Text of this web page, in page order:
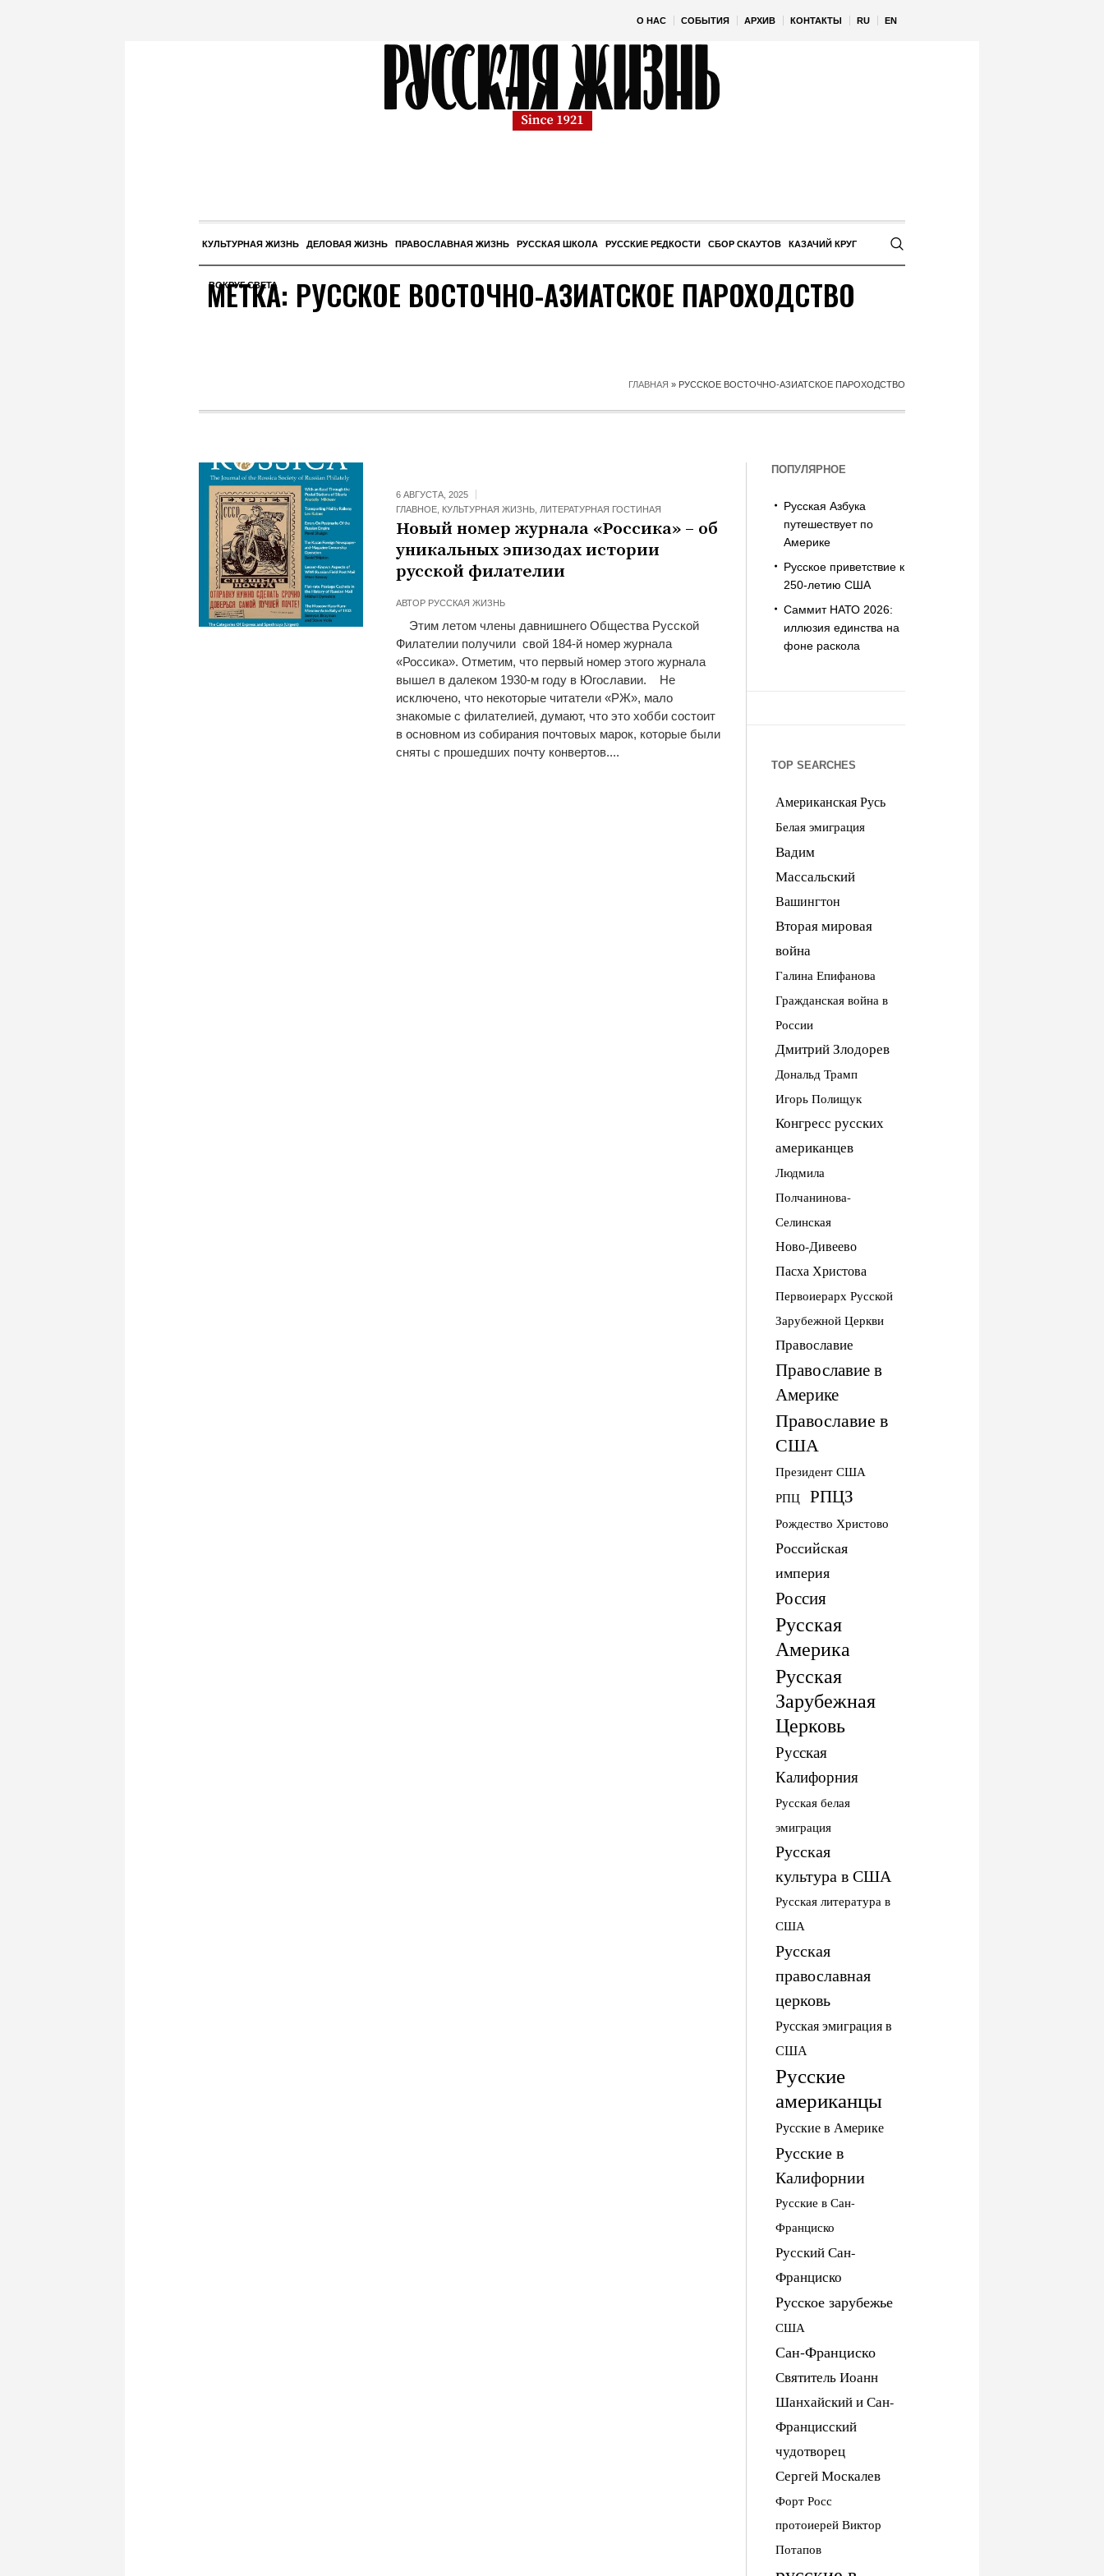
О НАС СОБЫТИЯ АРХИВ КОНТАКТЫ RU EN
КУЛЬТУРНАЯ ЖИЗНЬ ДЕЛОВАЯ ЖИЗНЬ ПРАВОСЛАВНАЯ ЖИЗНЬ РУССКАЯ ШКОЛА РУССКИЕ РЕДКОСТИ СБОР СКАУТОВ КАЗАЧИЙ КРУГ
ВОКРУГ СВЕТА
МЕТКА: РУССКОЕ ВОСТОЧНО-АЗИАТСКОЕ ПАРОХОДСТВО
ГЛАВНАЯ » РУССКОЕ ВОСТОЧНО-АЗИАТСКОЕ ПАРОХОДСТВО
6 АВГУСТА, 2025
ГЛАВНОЕ, КУЛЬТУРНАЯ ЖИЗНЬ, ЛИТЕРАТУРНАЯ ГОСТИНАЯ
Новый номер журнала «Россика» – об
уникальных эпизодах истории
русской филателии
АВТОР РУССКАЯ ЖИЗНЬ
Этим летом члены давнишнего Общества Русской
Филателии получили свой 184-й номер журнала
«Россика». Отметим, что первый номер этого журнала
вышел в далеком 1930-м году в Югославии. Не
исключено, что некоторые читатели «РЖ», мало
знакомые с филателией, думают, что это хобби состоит
в основном из собирания почтовых марок, которые были
сняты с прошедших почту конвертов....
ПОПУЛЯРНОЕ
Русская Азбука
путешествует по
Америке
Русское приветствие к
250-летию США
Саммит НАТО 2026:
иллюзия единства на
фоне раскола
TOP SEARCHES
Американская Русь
Белая эмиграция
Вадим
Массальский
Вашингтон
Вторая мировая
война
Галина Епифанова
Гражданская война в
России
Дмитрий Злодорев
Дональд Трамп
Игорь Полищук
Конгресс русских
американцев
Людмила
Полчанинова-
Селинская
Ново-Дивеево
Пасха Христова
Первоиерарх Русской
Зарубежной Церкви
Православие
Православие в
Америке
Православие в
США
Президент США
РПЦ РПЦЗ
Рождество Христово
Российская
империя
Россия
Русская
Америка
Русская
Зарубежная
Церковь
Русская
Калифорния
Русская белая
эмиграция
Русская
культура в США
Русская литература в
США
Русская
православная
церковь
Русская эмиграция в
США
Русские
американцы
Русские в Америке
Русские в
Калифорнии
Русские в Сан-
Франциско
Русский Сан-
Франциско
Русское зарубежье
США
Сан-Франциско
Святитель Иоанн
Шанхайский и Сан-
Францисский
чудотворец
Сергей Москалев
Форт Росс
протоиерей Виктор
Потапов